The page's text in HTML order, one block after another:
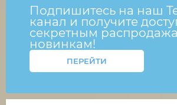
Подпишитесь на наш
канал и получите
секретным
новинкам!
ПЕРЕЙТИ